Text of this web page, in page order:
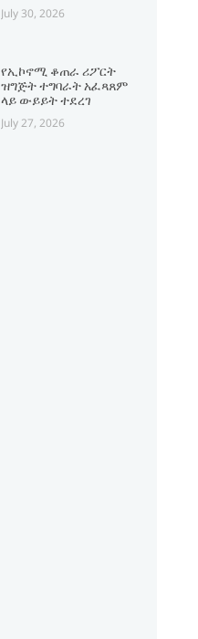
July 30, 2026
የኢኮኖሚ ቆጠራ ሪፖርት
ዝግጅት ተግባራት አፈጻጸም
ላይ ውይይት ተደረገ
July 27, 2026